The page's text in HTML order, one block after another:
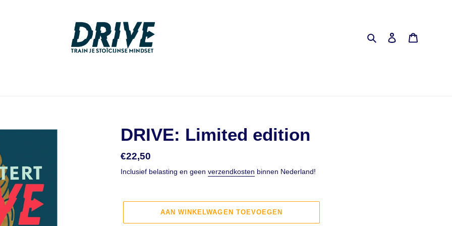
Zoeken Inloggen
DRIVE: Limited edition
Normale
prijs
€22,50
Inclusief belasting en geen verzendkosten binnen Nederland!
AAN WINKELWAGEN TOEVOEGEN